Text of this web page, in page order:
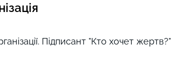
Підписант "Кто хочет жертв?"